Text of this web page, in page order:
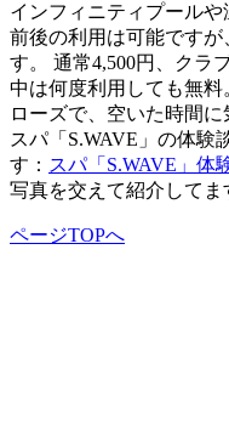
インフィニティプール
前後の利用は可能ですが
す。 通常4,500円、クラ
中は何度利用しても無料
ローズで、空いた時間に
スパ「S.WAVE」の体験
す： スパ「S.WAVE」体
写真を交えて紹介してま
ページTOPへ